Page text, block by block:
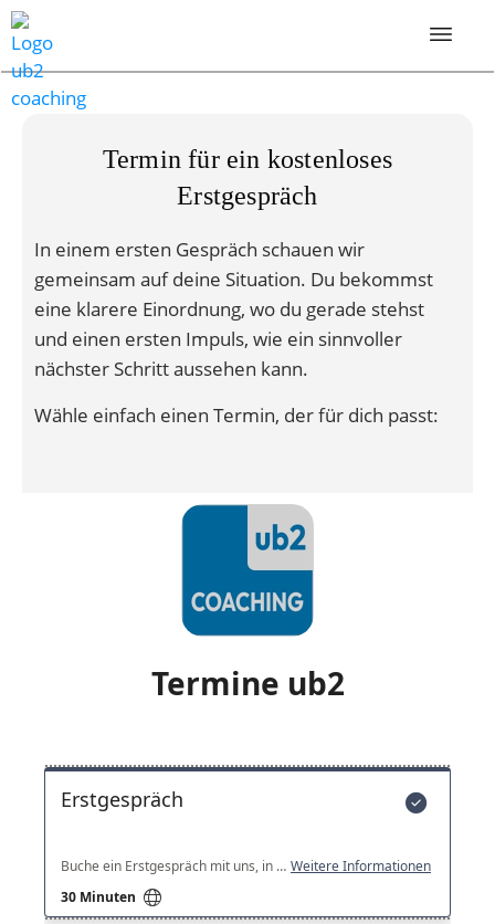
Termin für ein kostenloses
Erstgespräch
In einem ersten Gespräch schauen wir
gemeinsam auf deine Situation. Du bekommst
eine klarere Einordnung, wo du gerade stehst
und einen ersten Impuls, wie ein sinnvoller
nächster Schritt aussehen kann.
Wähle einfach einen Termin, der für dich passt: